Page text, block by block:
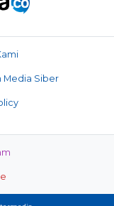
Media Siber